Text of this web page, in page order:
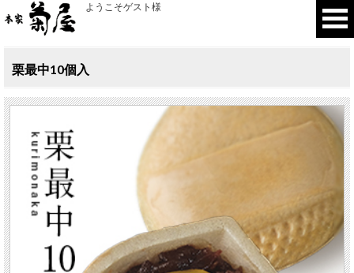
栗最中10個入
ようこそゲスト様